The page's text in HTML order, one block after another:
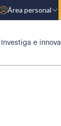
Área personal
Investiga e innova